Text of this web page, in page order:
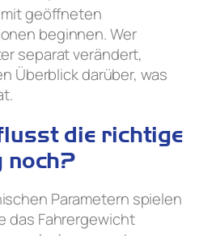
geöffneten
beginnen. Wer
separat verändert,
Überblick darüber, was
die richtige
noch?
Parametern spielen
das Fahrergewicht